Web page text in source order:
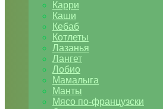
Карри
Каши
Кебаб
Котлеты
Лазанья
Лангет
Лобио
Мамалыга
Манты
Мясо по-французски